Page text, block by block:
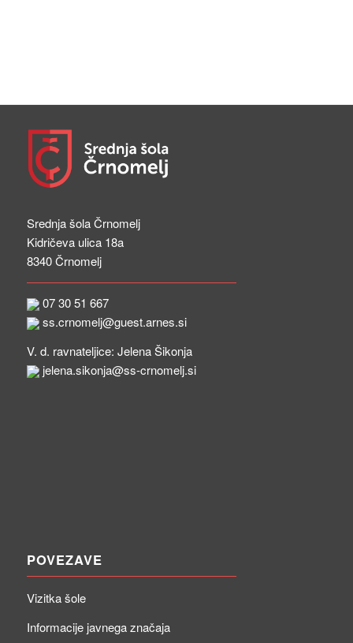
Srednja šola Črnomelj
Kidričeva ulica 18a
8340 Črnomelj
07 30 51 667
ss.crnomelj@guest.arnes.si
V. d. ravnateljice: Jelena Šikonja
jelena.sikonja@ss-crnomelj.si
POVEZAVE
Vizitka šole
Informacije javnega značaja